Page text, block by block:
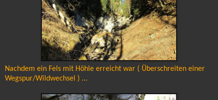
Nachdem ein Fels mit Höhle erreicht war ( Überschreiten einer
Wegspur/Wildwechsel ) ...